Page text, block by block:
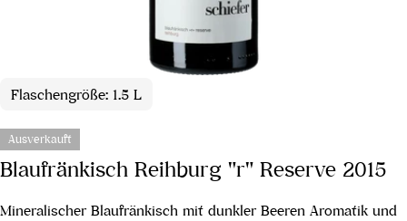
Flaschengröße: 1.5 L
Ausverkauft
Blaufränkisch Reihburg "r" Reserve 2015
Mineralischer Blaufränkisch mit dunkler Beeren Aromatik und